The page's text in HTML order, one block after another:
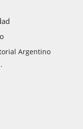
Argentino